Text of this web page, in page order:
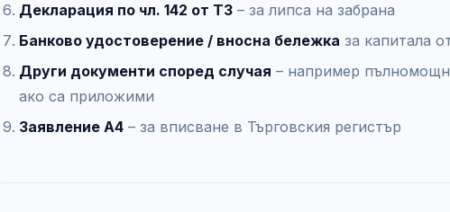
Декларация по чл. 142 от ТЗ – за липса на забрана
Банково удостоверение / вносна бележка за капитала
Други документи според случая – например
ако са приложими
Заявление А4 – за вписване в Търговския регистър